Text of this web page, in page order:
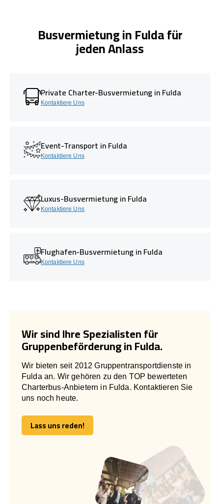
Busvermietung in Fulda für
jeden Anlass
Private Charter-Busvermietung in Fulda
Kontaktiere Uns
Event-Transport in Fulda
Kontaktiere Uns
Luxus-Busvermietung in Fulda
Kontaktiere Uns
Flughafen-Busvermietung in Fulda
Kontaktiere Uns
Wir sind Ihre Spezialisten für
Gruppenbeförderung in Fulda.
Wir bieten seit 2012 Gruppentransportdienste in
Fulda an. Wir gehören zu den TOP bewerteten
Charterbus-Anbietern in Fulda. Kontaktieren Sie
uns noch heute.
Lass uns reden!
Lass uns reden!